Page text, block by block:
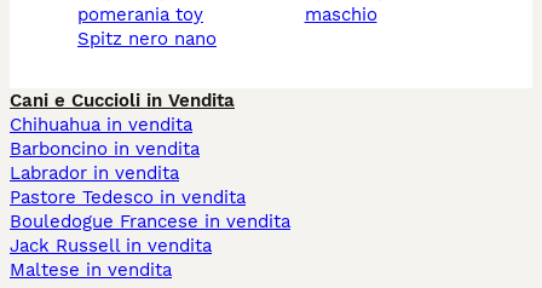
pomerania toy
spitz nero nano
maschio
Cani e Cuccioli in Vendita
Chihuahua in vendita
Barboncino in vendita
Labrador in vendita
Pastore Tedesco in vendita
Bouledogue Francese in vendita
Jack Russell in vendita
Maltese in vendita